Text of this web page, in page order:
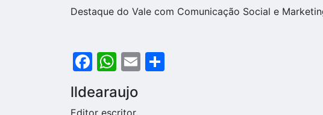
Destaque do Vale com Comunicação Social e
Facebook
WhatsApp
Email
lldearaujo
Editor escritor.